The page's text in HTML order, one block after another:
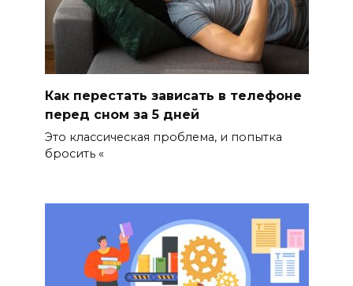
Как перестать зависать в телефоне
перед сном за 5 дней
Это классическая проблема, и попытка
бросить «